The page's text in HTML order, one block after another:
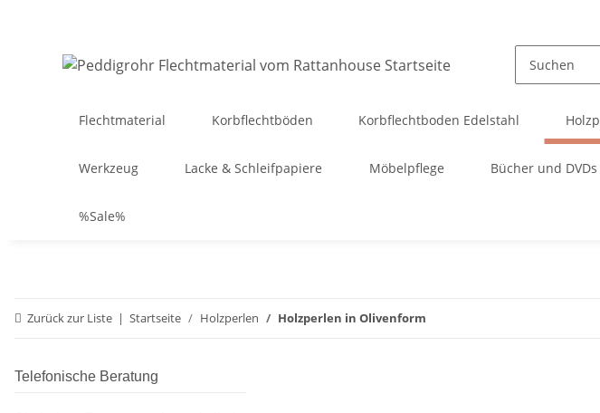
Flechtmaterial Korbflechtböden Korbflechtboden Edelstahl
Werkzeug Lacke & Schleifpapiere Möbelpflege Bücher und DVDs
%Sale%
Zurück zur Liste Startseite Holzperlen Holzperlen in Olivenform
Telefonische Beratung